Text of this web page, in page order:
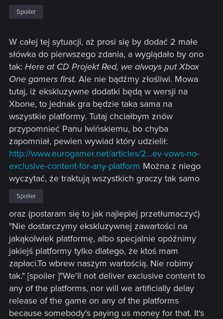
Spoiler
W całej tej sytuacji, aż prosi się by dodać 2 małe
słówka do pierwszego zdania, a wyglądało by ono
tak: Here at CD Projekt Red, we always put Xbox
One gamers first. Ale nie bądźmy złośliwi. Mowa
tutaj, iż ekskluzywne dodatki będą w wersji na
Xbone, to jednak gra będzie taka sama na
wszystkie platformy. Tutaj chciałbym znów
przypomnieć Panu Iwińskiemu, bo chyba
zapomniał, pewien wywiad który udzielił:
http://www.eurogamer.net/articles/2...ev-vows-no-
exclusive-content-for-any-platform Można z niego
wyczytać, że traktują wszystkich graczy tak samo
Spoiler
oraz (postaram się to jak najlepiej przetłumaczyć)
"Nie dostarczymy ekskluzywnej zawartości na
jakąkolwiek platformę, albo specjalnie opóźnimy
jakiejś platformy tylko dlatego, że ktoś mam
zapłaci.To wbrew naszym wartością. Nie robimy
tak." [spoiler ]"We'll not deliver exclusive content to
any of the platforms, nor will we artificially delay
release of the game on any of the platforms
because somebody's paying us money for that. It's